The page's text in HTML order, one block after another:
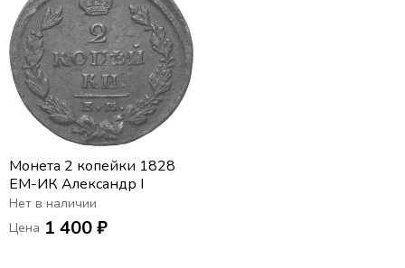
Монета 2 копейки 1828
ЕМ-ИК Александр I
Нет в наличии
Цена 1 400 ₽